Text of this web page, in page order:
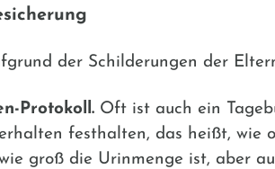
der Schilderungen der
Protokoll. Oft ist auch ein
festhalten, das heißt,
groß die Urinmenge ist, aber